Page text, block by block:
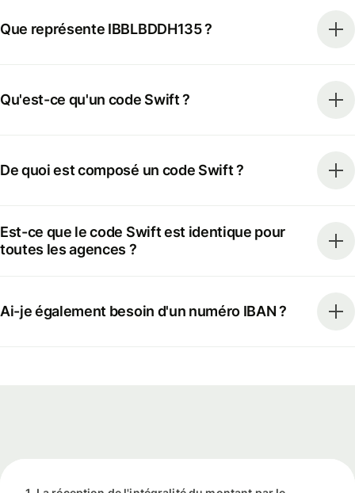
Que représente IBBLBDDH135 ?
Qu'est-ce qu'un code Swift ?
De quoi est composé un code Swift ?
Est-ce que le code Swift est identique pour
toutes les agences ?
Ai-je également besoin d'un numéro IBAN ?